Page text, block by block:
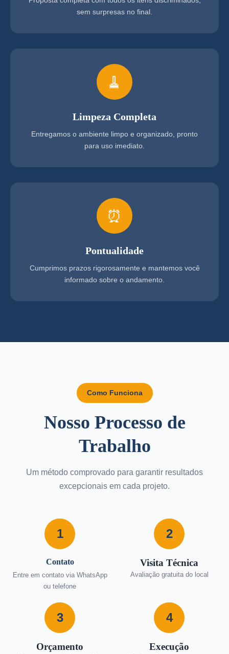
sem surpresas no final.
🧹
Limpeza Completa
Entregamos o ambiente limpo e organizado, pronto
para uso imediato.
⏰
Pontualidade
Cumprimos prazos rigorosamente e mantemos você
informado sobre o andamento.
Como Funciona
Nosso Processo de
Trabalho
Um método comprovado para garantir resultados
excepcionais em cada projeto.
1
Contato
Entre em contato via WhatsApp
ou telefone
2
Visita Técnica
Avaliação gratuita do local
3
Orçamento
4
Execução